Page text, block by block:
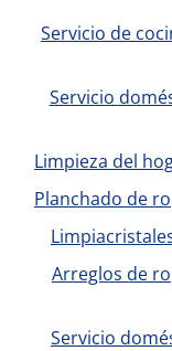
Servicio de
Servicio
Limpieza del
Planchado de
Arreglos de
Servicio